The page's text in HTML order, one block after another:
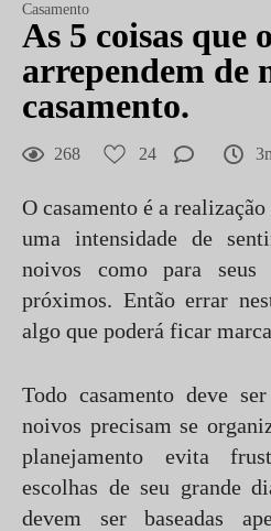
Casamento
As 5 coisas que
arrependem de
casamento.
268 24
O casamento é a
uma intensidade de
noivos como para
próximos. Então errar
algo que poderá ficar
Todo casamento deve
noivos precisam se
planejamento evita
escolhas de seu grande
devem ser baseadas